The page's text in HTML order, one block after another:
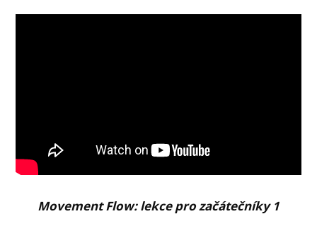
Movement Flow: lekce pro začátečníky 1